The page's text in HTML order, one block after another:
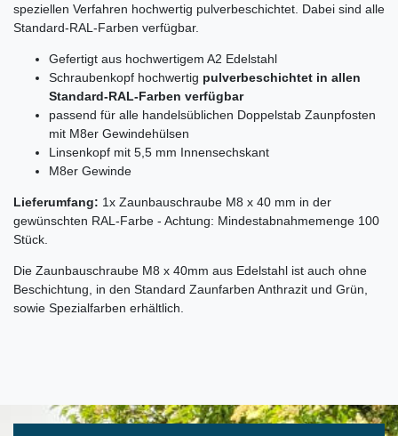
speziellen Verfahren hochwertig pulverbeschichtet. Dabei sind alle
Standard-RAL-Farben verfügbar.
Gefertigt aus hochwertigem A2 Edelstahl
Schraubenkopf hochwertig pulverbeschichtet in allen
Standard-RAL-Farben verfügbar
passend für alle handelsüblichen Doppelstab Zaunpfosten
mit M8er Gewindehülsen
Linsenkopf mit 5,5 mm Innensechskant
M8er Gewinde
Lieferumfang: 1x Zaunbauschraube M8 x 40 mm in der
gewünschten RAL-Farbe - Achtung: Mindestabnahmemenge 100
Stück.
Die Zaunbauschraube M8 x 40mm aus Edelstahl ist auch ohne
Beschichtung, in den Standard Zaunfarben Anthrazit und Grün,
sowie Spezialfarben erhältlich.
Ceres::Template.mailFormHoneypotLabel